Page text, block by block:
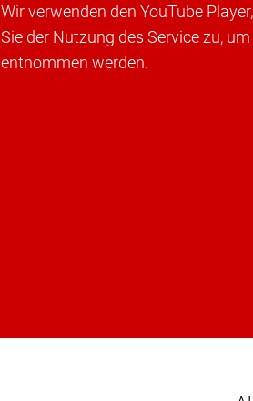
Wir verwenden den YouTube
Sie der Nutzung des Service zu,
entnommen werden.